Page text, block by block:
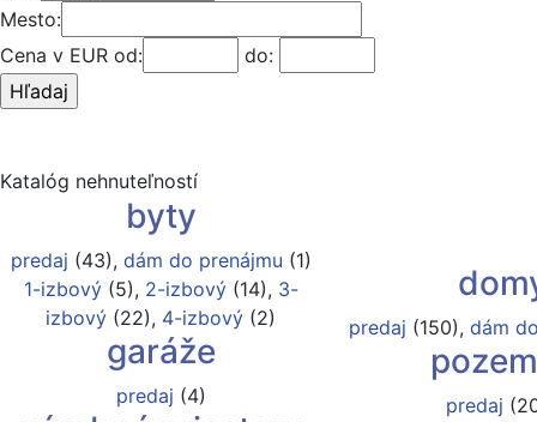
Mesto:
Cena v EUR od: do:
Katalóg nehnuteľností
byty
predaj (43), dám do prenájmu (1)
1-izbový(5), 2-izbový(14), 3-
izbový (22), 4-izbový (2)
garáže
predaj (4)
predaj (150), dám
predaj